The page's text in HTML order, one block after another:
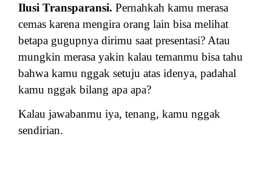
Ilusi Transparansi. Pernahkah kamu merasa
cemas karena mengira orang lain bisa melihat
betapa gugupnya dirimu saat presentasi? Atau
mungkin merasa yakin kalau temanmu bisa tahu
bahwa kamu nggak setuju atas idenya, padahal
kamu nggak bilang apa apa?
Kalau jawabanmu iya, tenang, kamu nggak
sendirian.